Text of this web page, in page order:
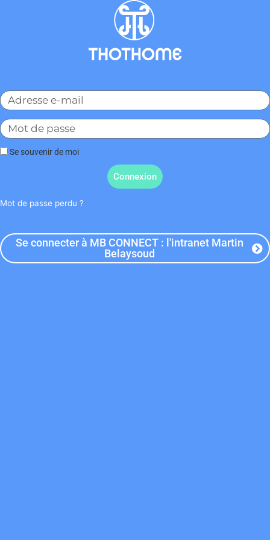
Se souvenir de moi
Connexion
Mot de passe perdu ?
Se connecter à MB CONNECT : l'intranet Martin
Belaysoud